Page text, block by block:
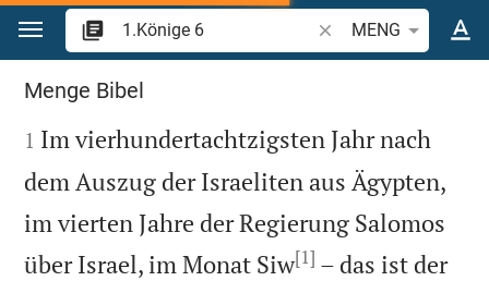
Zum Inhalt springen
Bibelstelle oder
MENG
1.Könige 6
Menge Bibel

1 Im vierhundertachtzigsten Jahr nach
dem Auszug der Israeliten aus Ägypten,
im vierten Jahre der Regierung Salomos
über Israel, im Monat Siw[1] – das ist der